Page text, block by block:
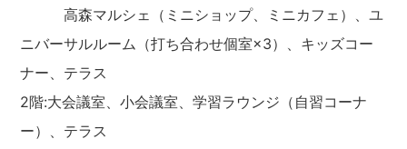
高森マルシェ（ミニショップ、ミニカフェ）、ユ
ニバーサルルーム（打ち合わせ個室×3）、キッズコー
ナー、テラス
2階:大会議室、小会議室、学習ラウンジ（自習コーナ
ー）、テラス